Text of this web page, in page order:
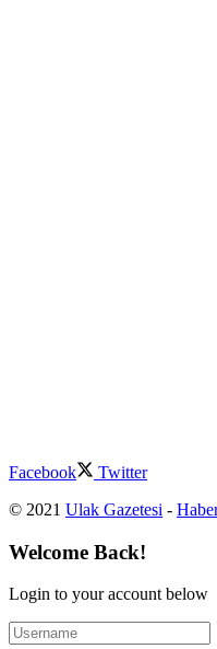
Facebook
Twitter
© 2021 Ulak Gazetesi -
Welcome Back!
Login to your account below